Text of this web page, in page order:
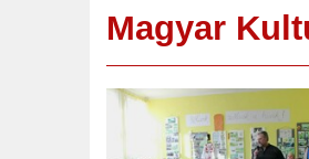
Magyar